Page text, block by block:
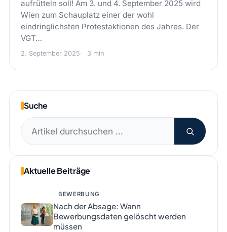
aufrütteln soll! Am 3. und 4. September 2025 wird
Wien zum Schauplatz einer der wohl
eindringlichsten Protestaktionen des Jahres. Der
VGT…
2. September 2025 3 min
Suche
Suchen
nach:
Aktuelle Beiträge
BEWERBUNG
Nach der Absage: Wann
Bewerbungsdaten gelöscht werden
müssen